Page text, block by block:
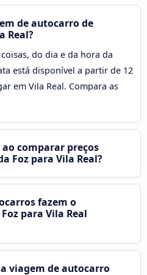
de autocarro de
Real?
do dia e da hora da
está disponível a partir de 12
em Vila Real. Compara as
comparar preços
Foz para Vila Real?
fazem o
para Vila Real
viagem de autocarro